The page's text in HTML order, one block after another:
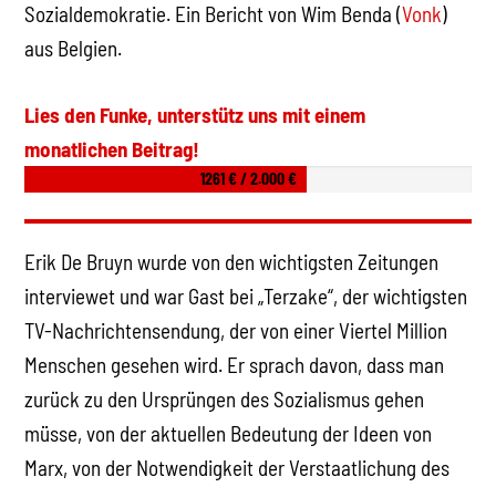
Sozialdemokratie. Ein Bericht von Wim Benda (Vonk)
aus Belgien.
Lies den Funke, unterstütz uns mit einem
monatlichen Beitrag!
1261 € / 2.000 €
Erik De Bruyn wurde von den wichtigsten Zeitungen
interviewet und war Gast bei „Terzake“, der wichtigsten
TV-Nachrichtensendung, der von einer Viertel Million
Menschen gesehen wird. Er sprach davon, dass man
zurück zu den Ursprüngen des Sozialismus gehen
müsse, von der aktuellen Bedeutung der Ideen von
Marx, von der Notwendigkeit der Verstaatlichung des